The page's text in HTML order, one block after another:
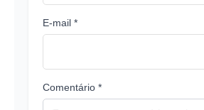
E-mail *
Comentário *